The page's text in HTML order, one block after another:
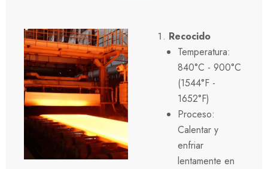
Recocido
Temperatura:
840°C - 900°C
(1544°F -
1652°F)
Proceso:
Calentar y
enfriar
lentamente en